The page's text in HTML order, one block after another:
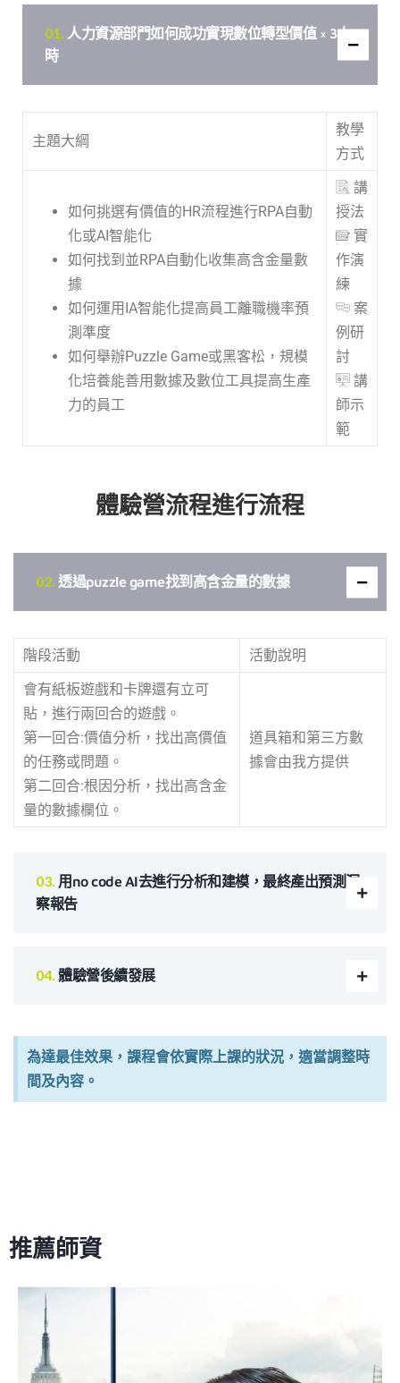
人力資源部門如何成功實現數位轉型價值 × 3小
時
主題大綱
教學
方式
如何挑選有價值的HR流程進行RPA自動
化或AI智能化
如何找到並RPA自動化收集高含金量數
據
如何運用IA智能化提高員工離職機率預
測準度
如何舉辦Puzzle Game或黑客松，規模
化培養能善用數據及數位工具提高生產
力的員工
講
授法
實
作演
練
案
例研
討
講
師示
範
體驗營流程進行流程
透過puzzle game找到高含金量的數據
階段活動
活動說明
會有紙板遊戲和卡牌還有立可
貼，進行兩回合的遊戲。
第一回合:價值分析，找出高價值
的任務或問題。
第二回合:根因分析，找出高含金
量的數據欄位。
道具箱和第三方數
據會由我方提供
用no code AI去進行分析和建模，最終產出預測洞
察報告
體驗營後續發展
為達最佳效果，課程會依實際上課的狀況，適當調整時
間及內容。
推薦師資